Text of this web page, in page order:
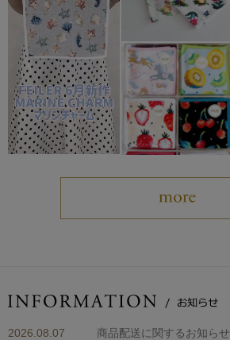
2026.08.07 商品配送に関するお知らせ